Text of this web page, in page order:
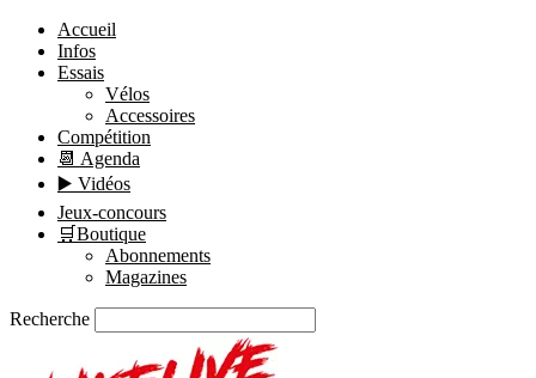
Accueil
Infos
Essais
Vélos
Accessoires
Compétition
📆 Agenda
▶️ Vidéos
Jeux-concours
🛒Boutique
Abonnements
Magazines
Recherche